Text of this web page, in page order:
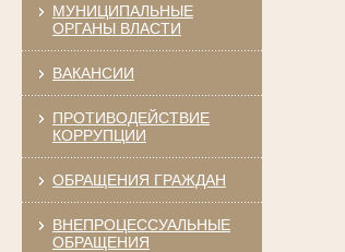
МУНИЦИПАЛЬНЫЕ
ОРГАНЫ ВЛАСТИ
ВАКАНСИИ
ПРОТИВОДЕЙСТВИЕ
КОРРУПЦИИ
ОБРАЩЕНИЯ ГРАЖДАН
ВНЕПРОЦЕССУАЛЬНЫЕ
ОБРАЩЕНИЯ